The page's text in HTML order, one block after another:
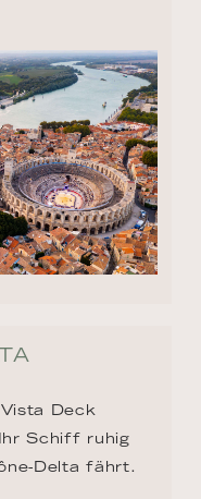
Deck
Schiff ruhig
Delta fährt.